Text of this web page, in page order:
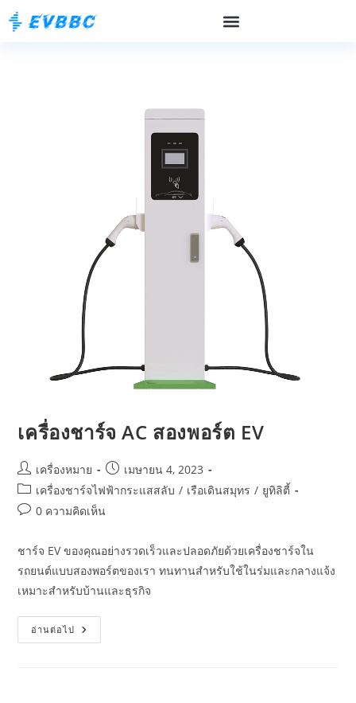
เครื่องชาร์จ AC สองพอร์ต EV
เครื่องหมาย
เมษายน 4, 2023
เครื่องชาร์จไฟฟ้ากระแสสลับ / เรือเดินสมุทร / ยูทิลิตี้
0 ความคิดเห็น
ชาร์จ EV ของคุณอย่างรวดเร็วและปลอดภัยด้วยเครื่องชาร์จใน
รถยนต์แบบสองพอร์ตของเรา ทนทานสำหรับใช้ในร่มและกลางแจ้ง
เหมาะสำหรับบ้านและธุรกิจ
อ่านต่อไป